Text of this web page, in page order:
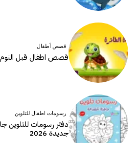
قصص أطفال
قصص اطفال قبل النوم
رسومات اطفال للتلوين
جديدة 2026